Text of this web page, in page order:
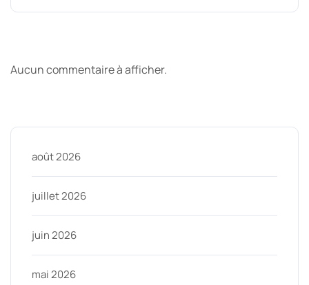
Aucun commentaire à afficher.
août 2026
juillet 2026
juin 2026
mai 2026